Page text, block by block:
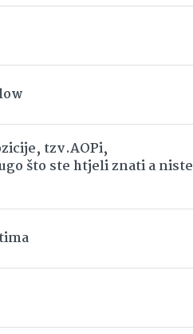
tzv.AOPi,
što ste htjeli znati a niste